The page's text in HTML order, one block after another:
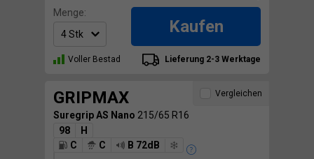
Menge:
Kaufen
Voller Bestad Lieferung 2-3 Werktage
GRIPMAX
Suregrip AS Nano 215/65 R16
98
H
C
C B 72dB
Vergleichen